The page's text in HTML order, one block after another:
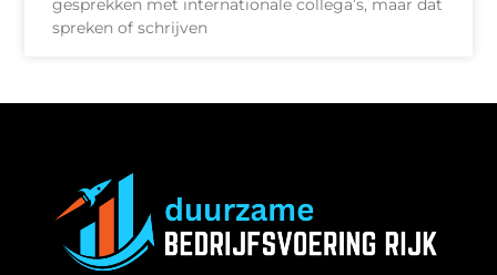
gesprekken met internationale collega’s, maar dat
spreken of schrijven